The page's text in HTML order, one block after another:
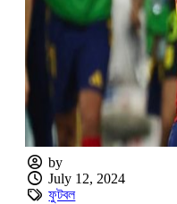
by
July 12, 2024
ফুটবল